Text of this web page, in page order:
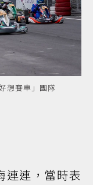
想賽車」團隊
連連，當時表